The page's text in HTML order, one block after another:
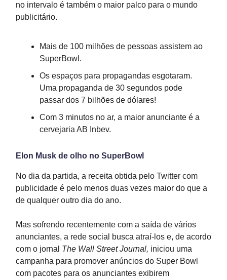
no intervalo é também o maior palco para o mundo
publicitário.
Mais de 100 milhões de pessoas assistem ao
SuperBowl.
Os espaços para propagandas esgotaram.
Uma propaganda de 30 segundos pode
passar dos 7 bilhões de dólares!
Com 3 minutos no ar, a maior anunciante é a
cervejaria AB Inbev.
Elon Musk de olho no SuperBowl
No dia da partida, a receita obtida pelo Twitter com
publicidade é pelo menos duas vezes maior do que a
de qualquer outro dia do ano.
Mas sofrendo recentemente com a saída de vários
anunciantes, a rede social busca atraí-los e, de acordo
com o jornal The Wall Street Journal, iniciou uma
campanha para promover anúncios do Super Bowl
com pacotes para os anunciantes exibirem